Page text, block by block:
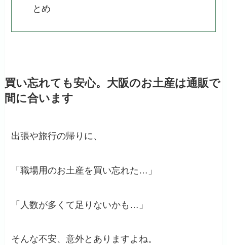
とめ
買い忘れても安心。大阪のお土産は通販で
間に合います
出張や旅行の帰りに、
「職場用のお土産を買い忘れた…」
「人数が多くて足りないかも…」
そんな不安、意外とありますよね。